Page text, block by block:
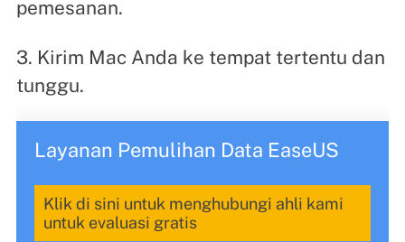
pemesanan.
3. Kirim Mac Anda ke tempat tertentu dan
tunggu.
Layanan Pemulihan Data EaseUS
Klik di sini untuk menghubungi ahli kami
untuk evaluasi gratis